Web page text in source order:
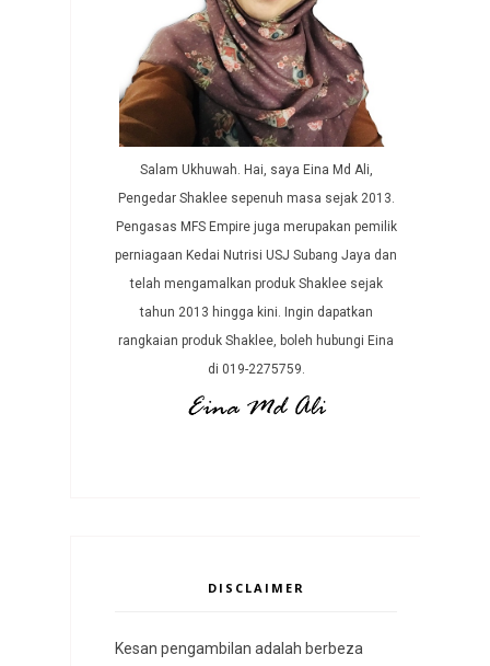
Salam Ukhuwah. Hai, saya Eina Md Ali,
Pengedar Shaklee sepenuh masa sejak 2013.
Pengasas MFS Empire juga merupakan pemilik
perniagaan Kedai Nutrisi USJ Subang Jaya dan
telah mengamalkan produk Shaklee sejak
tahun 2013 hingga kini. Ingin dapatkan
rangkaian produk Shaklee, boleh hubungi Eina
di 019-2275759.
DISCLAIMER
Kesan pengambilan adalah berbeza